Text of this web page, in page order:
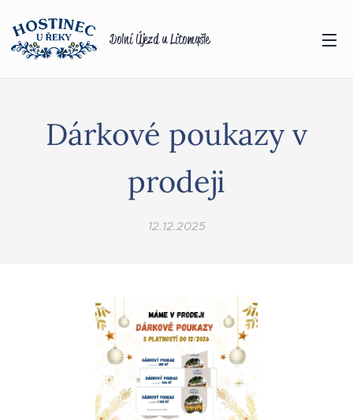
Dolní Újezd u Litomyšle
Dárkové poukazy v
prodeji
12.12.2025